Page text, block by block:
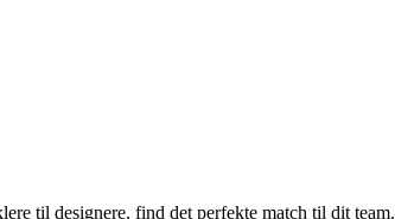
til designere, find det perfekte match til dit team.